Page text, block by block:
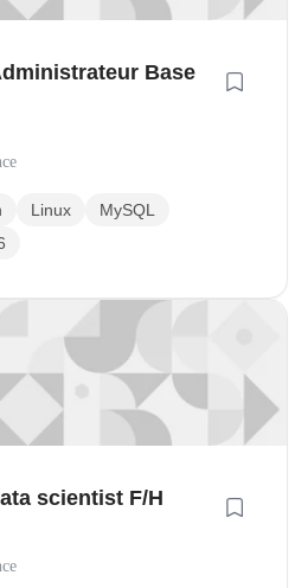
Base
Linux
MySQL
scientist F/H